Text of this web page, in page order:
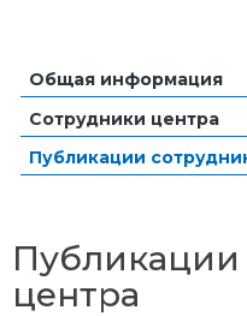
Общая информация
Сотрудники центра
Публикации
Публикации
центра